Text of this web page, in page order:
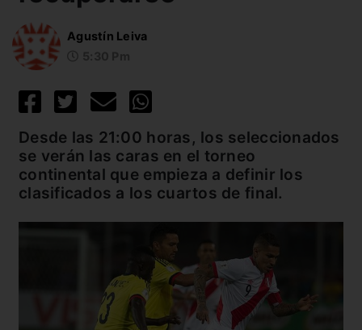
Agustín Leiva
Desde las 21:00 horas, los seleccionados
se verán las caras en el torneo
continental que empieza a definir los
clasificados a los cuartos de final.